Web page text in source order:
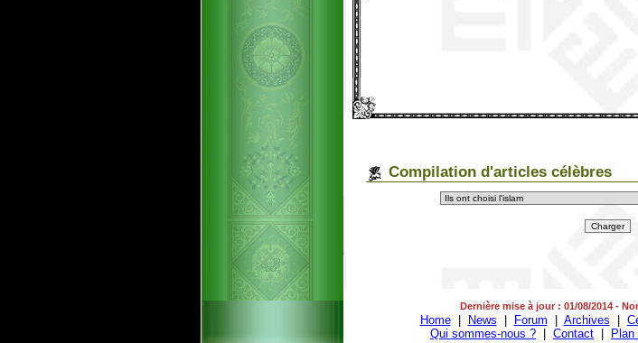
Compilation d'articles célèbres
Dernière mise à jour : 01/08/2014 -
Home| News Forum Archives
Qui sommes-nous ?
Contact